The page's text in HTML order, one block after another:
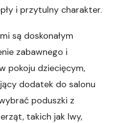
i przytulny charakter.
są doskonałym
zabawnego i
pokoju dziecięcym,
dodatek do salonu
poduszki z
takich jak lwy,